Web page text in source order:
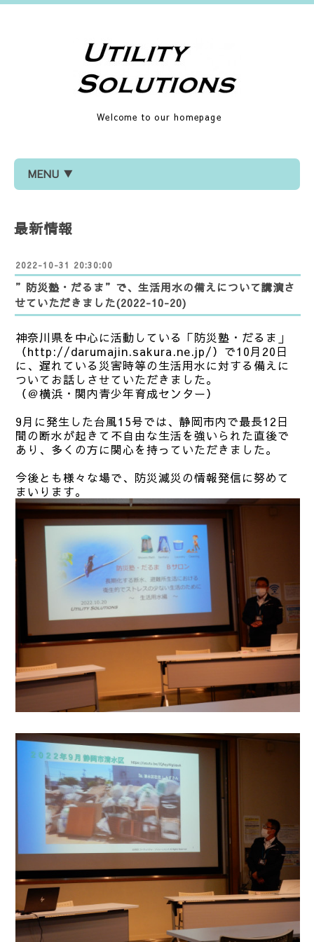
Welcome to our homepage
MENU ▼
最新情報
2022-10-31 20:30:00
”防災塾・だるま”で、生活用水の備えについて講演さ
せていただきました(2022-10-20)
神奈川県を中心に活動している「防災塾・だるま」
（http://darumajin.sakura.ne.jp/）で10月20日
に、遅れている災害時等の生活用水に対する備えに
ついてお話しさせていただきました。
（＠横浜・関内青少年育成センター）
9月に発生した台風15号では、静岡市内で最長12日
間の断水が起きて不自由な生活を強いられた直後で
あり、多くの方に関心を持っていただきました。
今後とも様々な場で、防災減災の情報発信に努めて
まいります。